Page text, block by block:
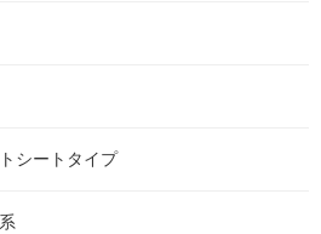
シートタイプ